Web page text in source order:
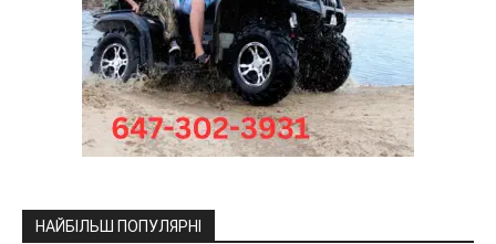
НАЙБІЛЬШ ПОПУЛЯРНІ